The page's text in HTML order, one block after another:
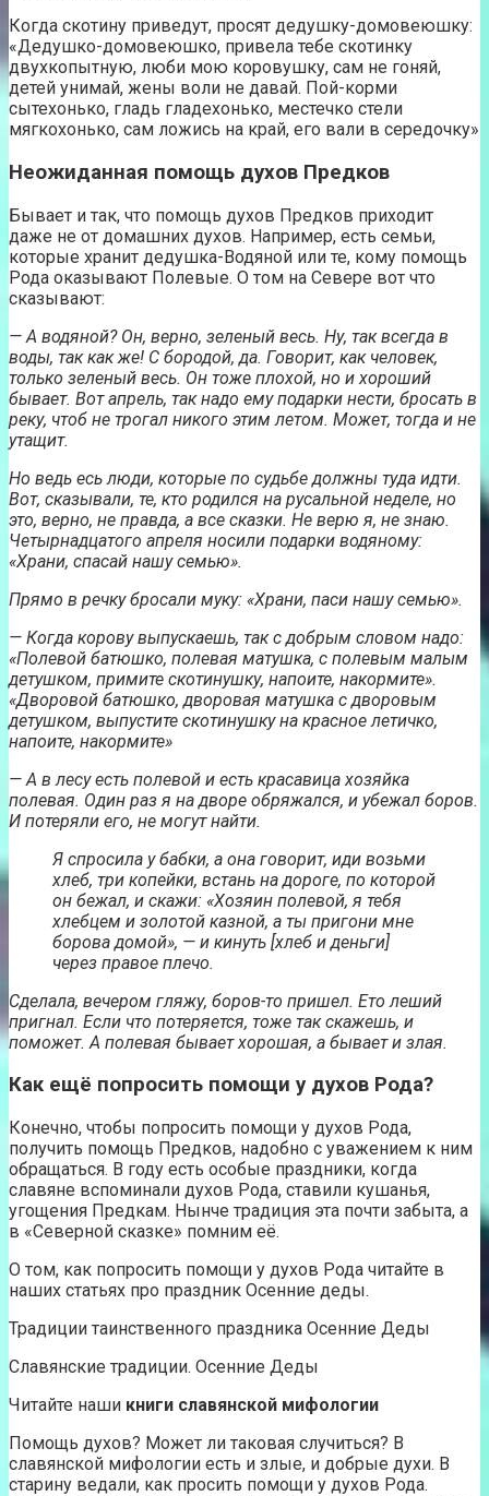
Когда скотину приведут, просят дедушку-домовеюшку:
«Дедушко-домовеюшко, привела тебе скотинку
двухкопытную, люби мою коровушку, сам не гоняй,
детей унимай, жены воли не давай. Пой-корми
сытехонько, гладь гладехонько, местечко стели
мягкохонько, сам ложись на край, его вали в середочку»
Неожиданная помощь духов Предков
Бывает и так, что помощь духов Предков приходит
даже не от домашних духов. Например, есть семьи,
которые хранит дедушка-Водяной или те, кому помощь
Рода оказывают Полевые. О том на Севере вот что
сказывают:
— А водяной? Он, верно, зеленый весь. Ну, так всегда в
воды, так как же! С бородой, да. Говорит, как человек,
только зеленый весь. Он тоже плохой, но и хороший
бывает. Вот апрель, так надо ему подарки нести, бросать в
реку, чтоб не трогал никого этим летом. Может, тогда и не
утащит.
Но ведь есь люди, которые по судьбе должны туда идти.
Вот, сказывали, те, кто родился на русальной неделе, но
это, верно, не правда, а все сказки. Не верю я, не знаю.
Четырнадцатого апреля носили подарки водяному:
«Храни, спасай нашу семью».
Прямо в речку бросали муку: «Храни, паси нашу семью».
— Когда корову выпускаешь, так с добрым словом надо:
«Полевой батюшко, полевая матушка, с полевым малым
детушком, примите скотинушку, напоите, накормите».
«Дворовой батюшко, дворовая матушка с дворовым
детушком, выпустите скотинушку на красное летичко,
напоите, накормите»
— А в лесу есть полевой и есть красавица хозяйка
полевая. Один раз я на дворе обряжался, и убежал боров.
И потеряли его, не могут найти.
Я спросила у бабки, а она говорит, иди возьми
хлеб, три копейки, встань на дороге, по которой
он бежал, и скажи: «Хозяин полевой, я тебя
хлебцем и золотой казной, а ты пригони мне
борова домой», — и кинуть [хлеб и деньги]
через правое плечо.
Сделала, вечером гляжу, боров-то пришел. Ето леший
пригнал. Если что потеряется, тоже так скажешь, и
поможет. А полевая бывает хорошая, а бывает и злая.
Как ещё попросить помощи у духов Рода?
Конечно, чтобы попросить помощи у духов Рода,
получить помощь Предков, надобно с уважением к ним
обращаться. В году есть особые праздники, когда
славяне вспоминали духов Рода, ставили кушанья,
угощения Предкам. Нынче традиция эта почти забыта, а
в «Северной сказке» помним её.
О том, как попросить помощи у духов Рода читайте в
наших статьях про праздник Осенние деды.
Традиции таинственного праздника Осенние Деды
Славянские традиции. Осенние Деды
Читайте наши книги славянской мифологии
Помощь духов? Может ли таковая случиться? В
славянской мифологии есть и злые, и добрые духи. В
старину ведали, как просить помощи у духов Рода.